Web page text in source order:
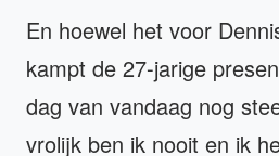
En hoewel het voor
kampt de 27-jarige
dag van vandaag nog
vrolijk ben ik nooit en ik